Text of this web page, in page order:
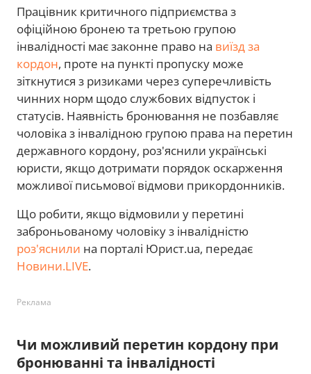
Працівник критичного підприємства з
офіційною бронею та третьою групою
інвалідності має законне право на виїзд за
кордон, проте на пункті пропуску може
зіткнутися з ризиками через суперечливість
чинних норм щодо службових відпусток і
статусів. Наявність бронювання не позбавляє
чоловіка з інвалідною групою права на перетин
державного кордону, роз'яснили українські
юристи, якщо дотримати порядок оскарження
можливої письмової відмови прикордонників.
Що робити, якщо відмовили у перетині
заброньованому чоловіку з інвалідністю
роз'яснили на порталі Юрист.ua, передає
Новини.LIVE.
Реклама
Чи можливий перетин кордону при
бронюванні та інвалідності